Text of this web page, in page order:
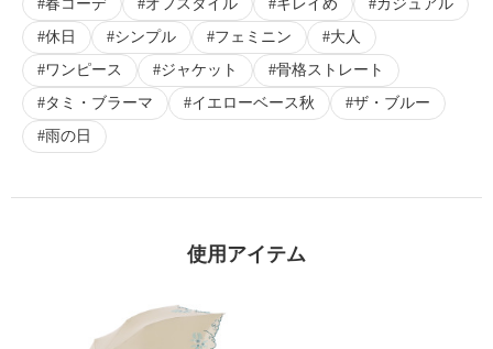
春コーデ オフスタイル キレイめ
カジュアル
休日
シンプル フェミニン
大人
ワンピース
ジャケット
骨格ストレート
タミ・ブラーマ
イエローベース秋
ザ・ブルー
雨の日
使用アイテム